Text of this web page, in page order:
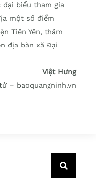
đại biểu tham gia
một số điểm
Tiên Yên, thăm
địa bàn xã Đại
Việt Hưng
– baoquangninh.vn